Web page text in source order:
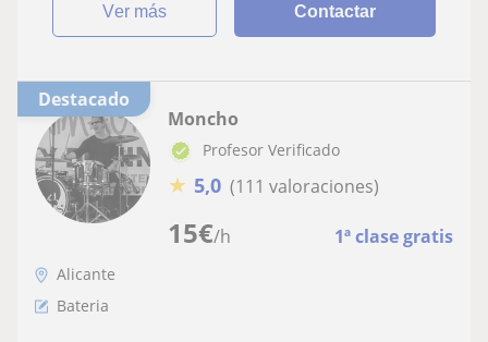
ver más Contactar
Destacado
15€/h 1ª clase gratis
Moncho
Profesor Verificado
★ 5,0 (111 valoraciones)
Alicante
Bateria